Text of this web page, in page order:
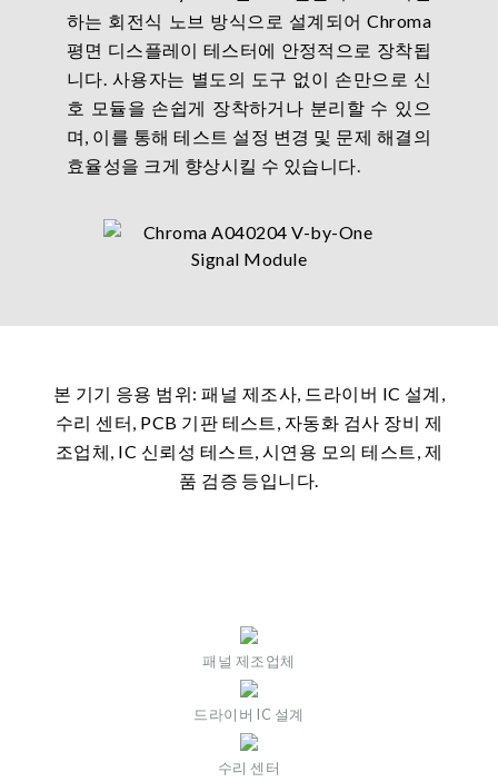
하는 회전식 노브 방식으로 설계되어 Chroma
평면 디스플레이 테스터에 안정적으로 장착됩
니다. 사용자는 별도의 도구 없이 손만으로 신
호 모듈을 손쉽게 장착하거나 분리할 수 있으
며, 이를 통해 테스트 설정 변경 및 문제 해결의
효율성을 크게 향상시킬 수 있습니다.
본 기기 응용 범위: 패널 제조사, 드라이버 IC 설계,
수리 센터, PCB 기판 테스트, 자동화 검사 장비 제
조업체, IC 신뢰성 테스트, 시연용 모의 테스트, 제
품 검증 등입니다.
패널 제조업체
드라이버 IC 설계
수리 센터